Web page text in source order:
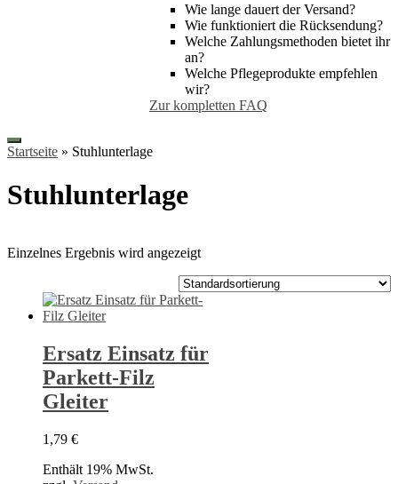
Wie lange dauert der Versand?
Wie funktioniert die Rücksendung?
Welche Zahlungsmethoden bietet ihr
an?
Welche Pflegeprodukte empfehlen
wir?
Zur kompletten FAQ
Startseite » Stuhlunterlage
Stuhlunterlage
Einzelnes Ergebnis wird angezeigt
Ersatz Einsatz für
Parkett-Filz​
Gleiter
1,79 €
Enthält 19% MwSt.